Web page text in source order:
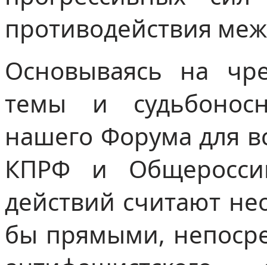
противодействия
Основываясь на
темы и
нашего Форума для
КПРФ и
действий считают
бы прямыми,